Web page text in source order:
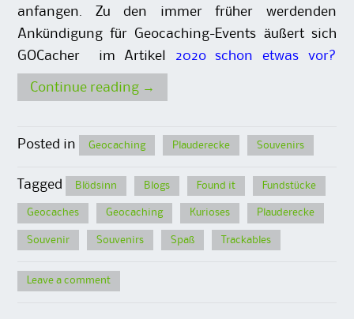
anfangen. Zu den immer früher werdenden
Ankündigung für Geocaching-Events äußert sich
GOCacher im Artikel 202o schon etwas vor?
Continue reading →
Posted in Geocaching Plauderecke Souvenirs
Tagged Blödsinn Blogs Found it Fundstücke
Geocaches Geocaching Kurioses Plauderecke
Souvenir Souvenirs Spaß Trackables
Leave a comment